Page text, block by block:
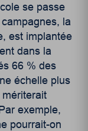
se passe
la
est implantée
dans la
66 % des
échelle plus
exemple,
pourrait-on